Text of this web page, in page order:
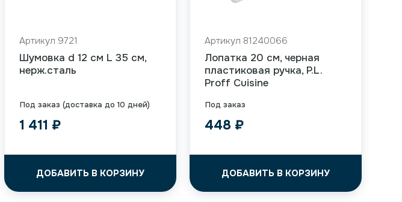
Под заказ (доставка до 10 дней)
Артикул 9721
Шумовка d 12 см L 35 см,
нерж.сталь
1 411 ₽
ДОБАВИТЬ В КОРЗИНУ
Под заказ
Артикул 81240066
Лопатка 20 см, черная
пластиковая ручка, P.L.
Proff Cuisine
448 ₽
ДОБАВИТЬ В КОРЗИНУ